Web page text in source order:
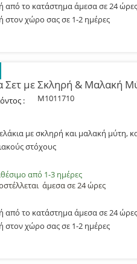
από το κατάστημα άμεσα σε 24 ώρες
στον χώρο σας σε 1-2 ημέρες
Σετ με Σκληρή & Μαλακή
: M1011710
με σκληρή και μαλακή μύτη,
στόχους
από 1-3 ημέρες
άμεσα σε 24 ώρες
από το κατάστημα άμεσα σε 24 ώρες
στον χώρο σας σε 1-2 ημέρες